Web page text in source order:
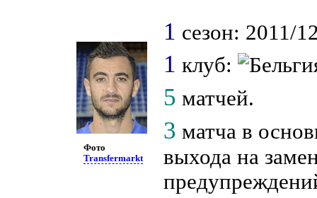
Фото
Transfermarkt
1 сезон: 2011/
1 клуб:
5 матчей.
3 матча в
выхода на